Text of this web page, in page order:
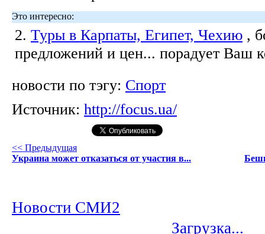
Это интересно:
2. Туры в Карпаты, Египет, Чехию ,
предложений и цен... порадует Ваш
новости по тэгу: Спорт
Источник: http://focus.ua/
<< Предыдущая
Украина может отказаться от участия в...
Новости СМИ2
Загрузка...